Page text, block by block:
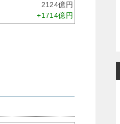
2124億円
+1714億円